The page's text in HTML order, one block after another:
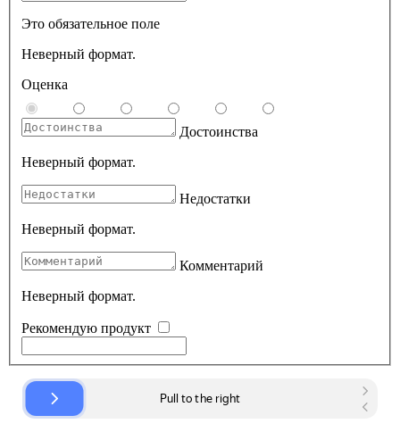
Это обязательное поле
Неверный формат.
Оценка
Достоинства
Неверный формат.
Недостатки
Неверный формат.
Комментарий
Неверный формат.
Рекомендую продукт